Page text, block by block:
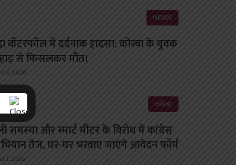
NEWS
वॉटरफॉल में दर्दनाक हादसा: कोरबा के युवक
से फिसलकर मौत।
5, 2026
कोरबा
समस्या और स्मार्ट मीटर के विरोध में कांग्रेस
तेज, घर-घर भरवाए जाएंगे आवेदन फॉर्म
1, 2026